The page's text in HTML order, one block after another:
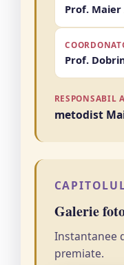
Prof.
Prof.
RESPONSABIL
metodist
Galerie
Instantanee
premiate.